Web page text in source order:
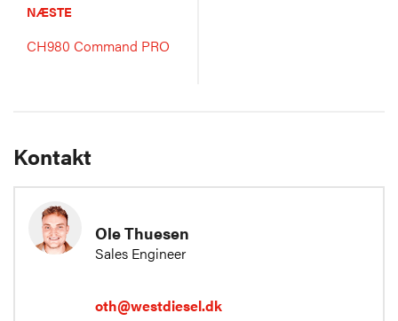
NÆSTE
CH980 Command PRO
Kontakt
Ole Thuesen
Sales Engineer
oth@westdiesel.dk